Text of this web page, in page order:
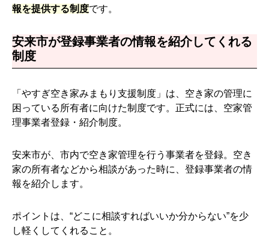
報を提供する制度です。
安来市が登録事業者の情報を紹介してくれる
制度
「やすぎ空き家みまもり支援制度」は、空き家の管理に
困っている所有者に向けた制度です。正式には、空家管
理事業者登録・紹介制度。
安来市が、市内で空き家管理を行う事業者を登録。空き
家の所有者などから相談があった時に、登録事業者の情
報を紹介します。
ポイントは、“どこに相談すればいいか分からない”を少
し軽くしてくれること。